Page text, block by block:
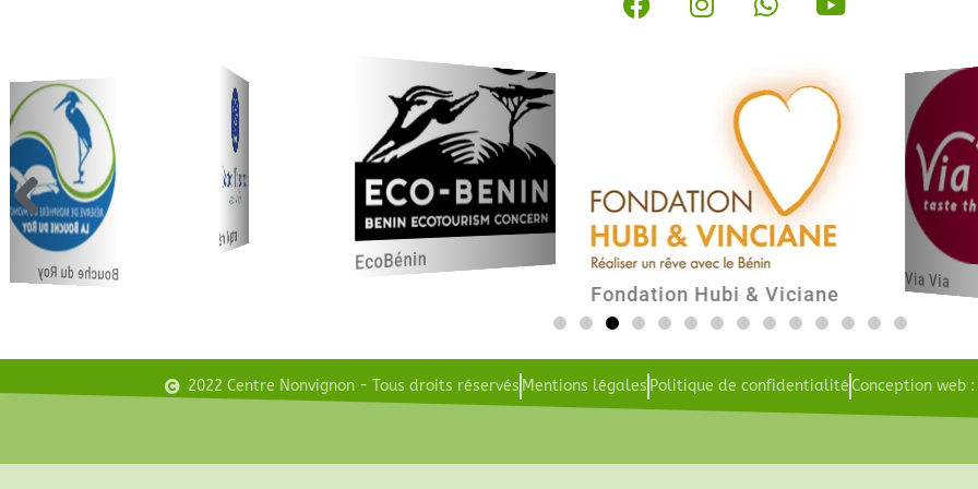
Bouche du Roy
Better Together
EcoBénin
Fondation Hubi & Viciane
Via Via
2022 Centre Nonvignon - Tous droits réservés Mentions légales Politique de confidentialitéConception web :